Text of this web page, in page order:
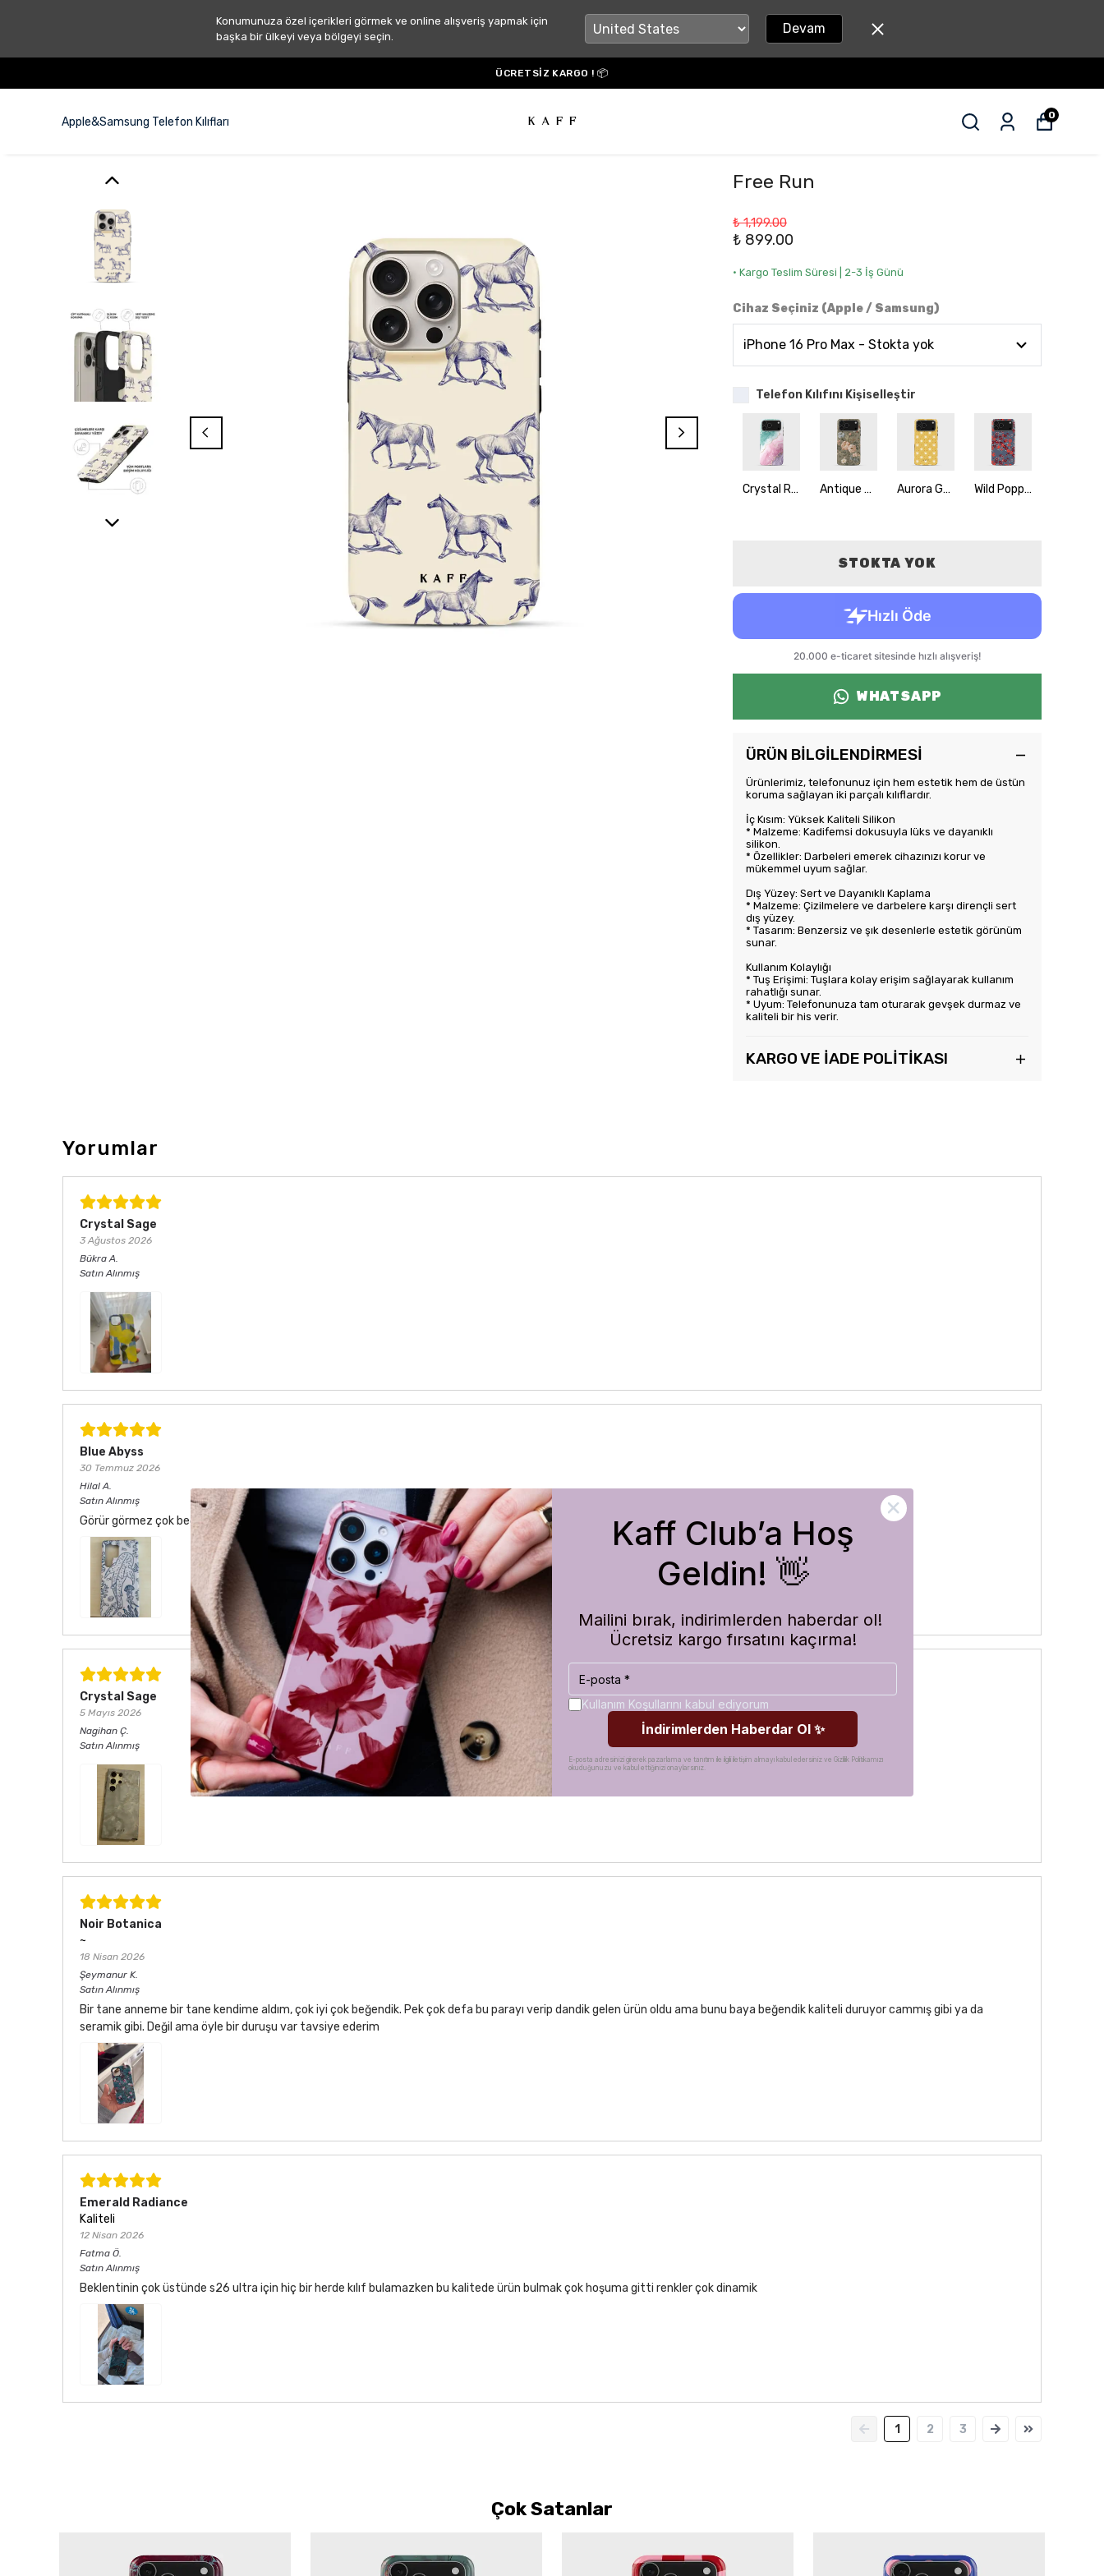
Konumunuza özel içerikleri görmek ve online alışveriş yapmak için
başka bir ülkeyi veya bölgeyi seçin.
Devam
Apple&Samsung Telefon Kılıfları 0
Free Run
₺ 1,199.00
₺ 899.00
• Kargo Teslim Süresi | 2-3 İş Günü
Cihaz Seçiniz (Apple / Samsung)
Telefon Kılıfını Kişiselleştir
Crystal Rain Antique Bloom Aurora Gold Wild Poppyfield
STOKTA YOK
WHATSAPP
ÜRÜN BİLGİLENDİRMESİ
Ürünlerimiz, telefonunuz için hem estetik hem de üstün
koruma sağlayan iki parçalı kılıflardır.
İç Kısım: Yüksek Kaliteli Silikon
* Malzeme: Kadifemsi dokusuyla lüks ve dayanıklı
silikon.
* Özellikler: Darbeleri emerek cihazınızı korur ve
mükemmel uyum sağlar.
Dış Yüzey: Sert ve Dayanıklı Kaplama
* Malzeme: Çizilmelere ve darbelere karşı dirençli sert
dış yüzey.
* Tasarım: Benzersiz ve şık desenlerle estetik görünüm
sunar.
Kullanım Kolaylığı
* Tuş Erişimi: Tuşlara kolay erişim sağlayarak kullanım
rahatlığı sunar.
* Uyum: Telefonunuza tam oturarak gevşek durmaz ve
kaliteli bir his verir.
KARGO VE İADE POLİTİKASI
Yorumlar
Crystal Sage
3 Ağustos 2026
Bükra A.
Satın Alınmış
Blue Abyss
30 Temmuz 2026
Hilal A.
Satın Alınmış
Görür görmez çok beğendim. Hem desen olarak çok şık hem de koruma olarak çok güvenilir. Ayrıca hızlı kargolama için teşekkürler
Crystal Sage
5 Mayıs 2026
Nagihan Ç.
Satın Alınmış
Noir Botanica
~
18 Nisan 2026
Şeymanur K.
Satın Alınmış
Bir tane anneme bir tane kendime aldım, çok iyi çok beğendik. Pek çok defa bu parayı verip dandik gelen ürün oldu ama bunu baya beğendik kaliteli duruyor cammış gibi ya da
seramik gibi. Değil ama öyle bir duruşu var tavsiye ederim
Emerald Radiance
Kaliteli
12 Nisan 2026
Fatma Ö.
Satın Alınmış
Beklentinin çok üstünde s26 ultra için hiç bir herde kılıf bulamazken bu kalitede ürün bulmak çok hoşuma gitti renkler çok dinamik
1 2 3
Çok Satanlar
Kaff Club’a Hoş
Geldin! 👋
Mailini bırak, indirimlerden haberdar ol!
Ücretsiz kargo fırsatını kaçırma!
Kullanım Koşullarını kabul ediyorum
İndirimlerden Haberdar Ol ✨
E-posta adresinizi girerek pazarlama ve tanıtım ile ilgili iletişim almayı kabul edersiniz ve Gizlilik Politikamızı
okuduğunuzu ve kabul ettiğinizi onaylarsınız.